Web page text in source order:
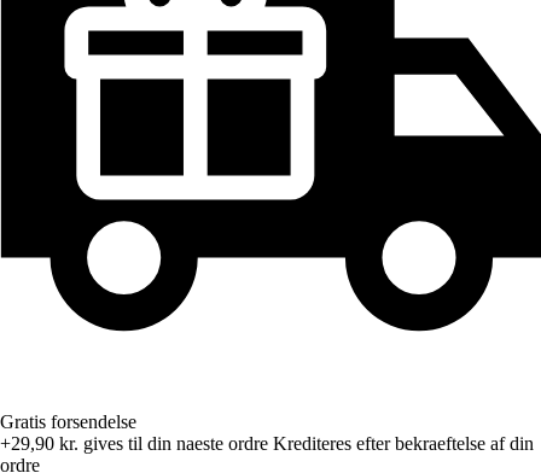
Gratis forsendelse
+29,90 kr. gives til din naeste ordre Krediteres efter bekraeftelse af din
ordre